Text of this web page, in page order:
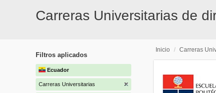
Carreras Universitarias de
Filtros aplicados
Ecuador
Carreras Universitarias
Inicio / Carreras